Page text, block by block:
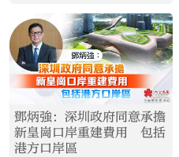
鄧炳強：深圳政府同意承擔
新皇崗口岸重建費用 包括
港方口岸區